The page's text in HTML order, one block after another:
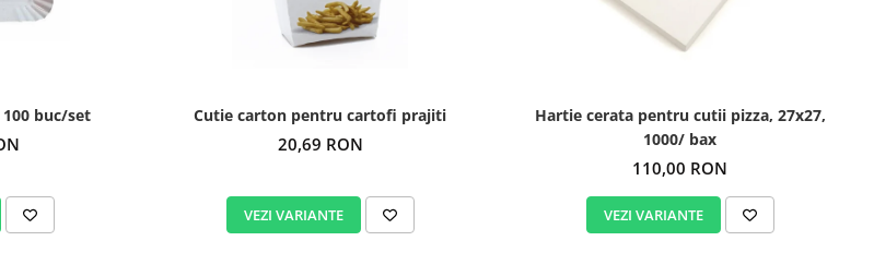
buc/set Cutie carton pentru cartofi prajiti
20,69 RON
VEZI VARIANTE
Hartie cerata pentru cutii pizza, 27x27,
1000/ bax
110,00 RON
VEZI VARIANTE